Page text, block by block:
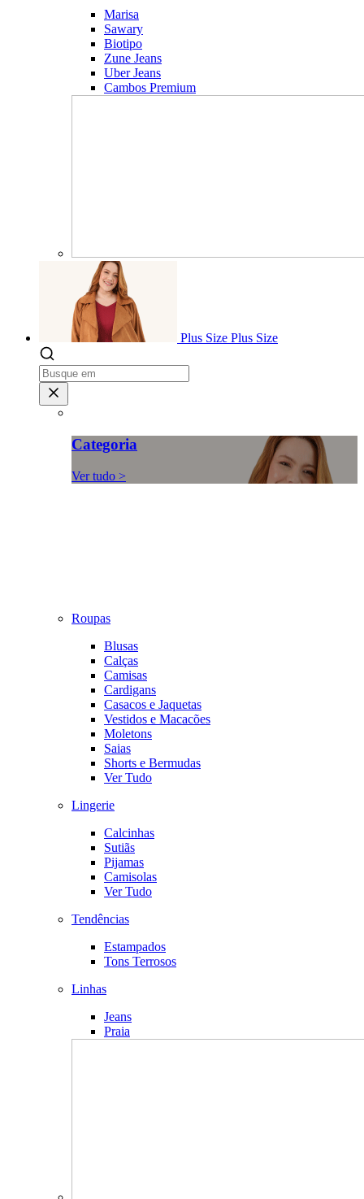
Marisa
Sawary
Biotipo
Zune Jeans
Uber Jeans
Cambos Premium
Plus Size Plus Size
Categoria
Ver tudo >
Roupas
Blusas
Calças
Camisas
Cardigans
Casacos e Jaquetas
Vestidos e Macacões
Moletons
Saias
Shorts e Bermudas
Ver Tudo
Lingerie
Calcinhas
Sutiãs
Pijamas
Camisolas
Ver Tudo
Tendências
Estampados
Tons Terrosos
Linhas
Jeans
Praia